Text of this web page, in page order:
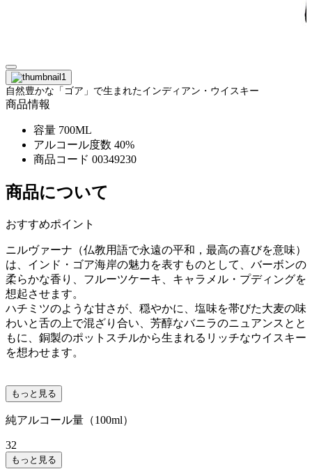
自然豊かな「ゴア」で生まれたインディアン・ウイスキー
商品情報
容量 700ML
アルコール度数 40%
商品コード 00349230
商品について
おすすめポイント
ニルヴァーナ（仏教用語で永遠の平和，最高の喜びを意味）
は、インド・ゴア海岸の魅力を表すものとして、バーボンの
柔らかな香り、フルーツケーキ、キャラメル・プディングを
想起させます。
ハチミツのような甘さが、穏やかに、塩味を帯びた大麦の味
わいと舌の上で混ざり合い、芳醇なバニラのニュアンスとと
もに、銅製のポットスチルから生まれるリッチなウイスキー
を想わせます。
もっと見る
純アルコール量（100ml）
32
もっと見る